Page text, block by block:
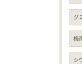
グ
梅
シ